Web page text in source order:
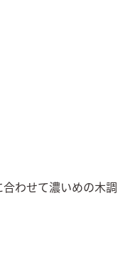
わせて濃いめの木